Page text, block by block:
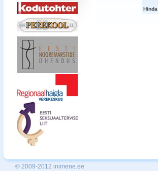
© 2009-2012 inimene.ee